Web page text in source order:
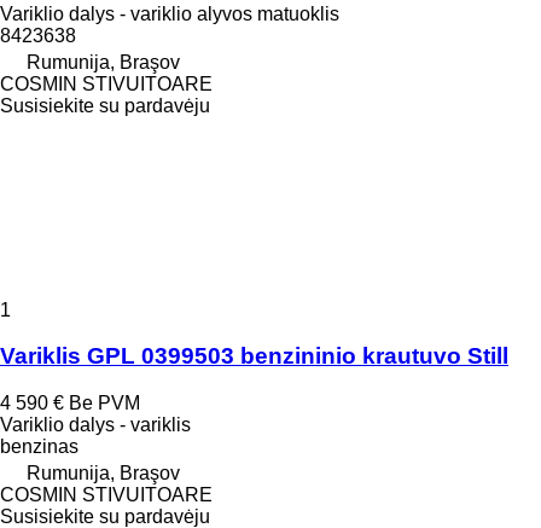
Variklio dalys - variklio alyvos matuoklis
8423638
Rumunija, Braşov
COSMIN STIVUITOARE
Susisiekite su pardavėju
1
Variklis GPL 0399503 benzininio krautuvo Still
4 590 € Be PVM
Variklio dalys - variklis
benzinas
Rumunija, Braşov
COSMIN STIVUITOARE
Susisiekite su pardavėju